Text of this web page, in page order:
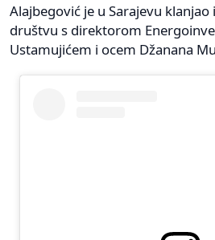
Alajbegović je u Sarajevu
društvu s direktorom
Ustamujićem i ocem Džanana